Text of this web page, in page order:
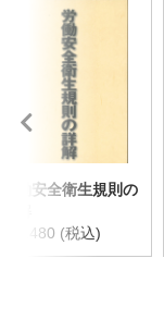
労働安全衛生規則の
￥7,480 (税込)